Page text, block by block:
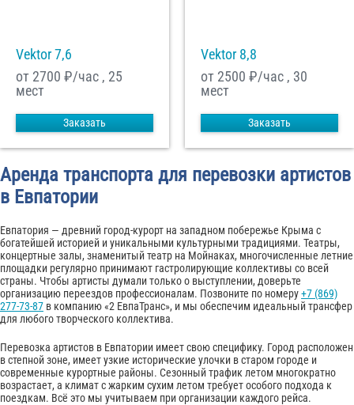
Vektor 7,6
от 2700 ₽/час , 25
мест
Заказать
Vektor 8,8
от 2500 ₽/час , 30
мест
Заказать
Аренда транспорта для перевозки артистов
в Евпатории
Евпатория — древний город-курорт на западном побережье Крыма с
богатейшей историей и уникальными культурными традициями. Театры,
концертные залы, знаменитый театр на Мойнаках, многочисленные летние
площадки регулярно принимают гастролирующие коллективы со всей
страны. Чтобы артисты думали только о выступлении, доверьте
организацию переездов профессионалам. Позвоните по номеру+7 (869)
277-73-87 в компанию «2 ЕвпаТранс», и мы обеспечим идеальный трансфер
для любого творческого коллектива.
Перевозка артистов в Евпатории имеет свою специфику. Город расположен
в степной зоне, имеет узкие исторические улочки в старом городе и
современные курортные районы. Сезонный трафик летом многократно
возрастает, а климат с жарким сухим летом требует особого подхода к
поездкам. Всё это мы учитываем при организации каждого рейса.